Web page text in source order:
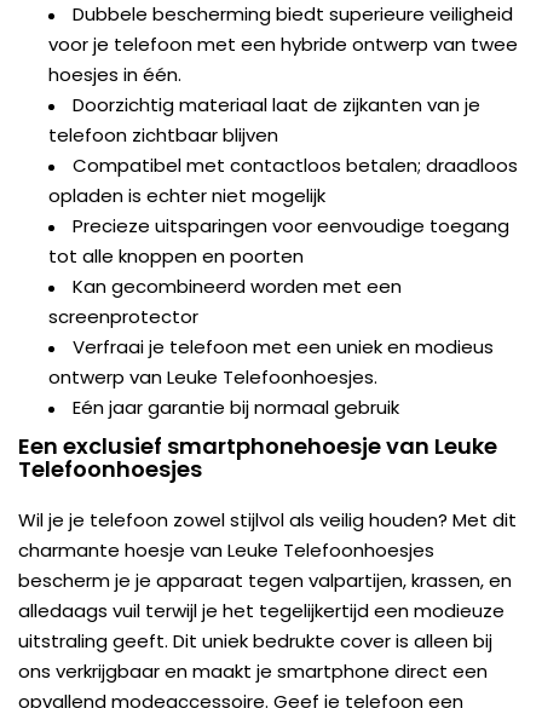
Dubbele bescherming biedt superieure veiligheid
voor je telefoon met een hybride ontwerp van twee
hoesjes in één.
Doorzichtig materiaal laat de zijkanten van je
telefoon zichtbaar blijven
Compatibel met contactloos betalen; draadloos
opladen is echter niet mogelijk
Precieze uitsparingen voor eenvoudige toegang
tot alle knoppen en poorten
Kan gecombineerd worden met een
screenprotector
Verfraai je telefoon met een uniek en modieus
ontwerp van Leuke Telefoonhoesjes.
Eén jaar garantie bij normaal gebruik
Een exclusief smartphonehoesje van Leuke
Telefoonhoesjes
Wil je je telefoon zowel stijlvol als veilig houden? Met dit
charmante hoesje van Leuke Telefoonhoesjes
bescherm je je apparaat tegen valpartijen, krassen, en
alledaags vuil terwijl je het tegelijkertijd een modieuze
uitstraling geeft. Dit uniek bedrukte cover is alleen bij
ons verkrijgbaar en maakt je smartphone direct een
opvallend modeaccessoire. Geef je telefoon een